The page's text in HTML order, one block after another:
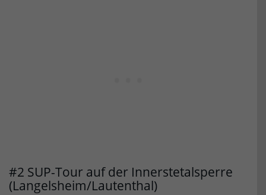
#2 SUP-Tour auf der Innerstetalsperre
(Langelsheim/Lautenthal)